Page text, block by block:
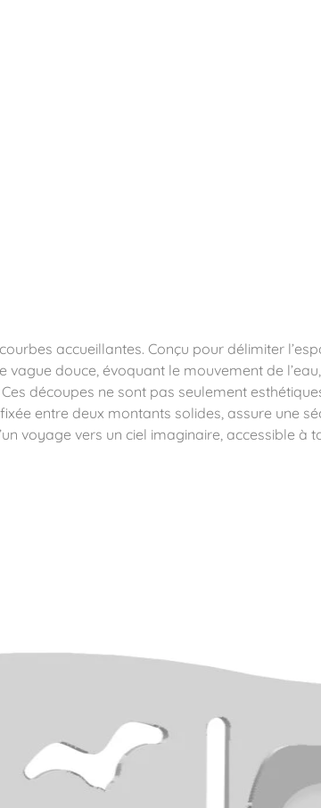
accueillantes. Conçu pour délimiter
vague douce, évoquant le mouvement de
découpes ne sont pas seulement
entre deux montants solides, assure une
voyage vers un ciel imaginaire, accessible à